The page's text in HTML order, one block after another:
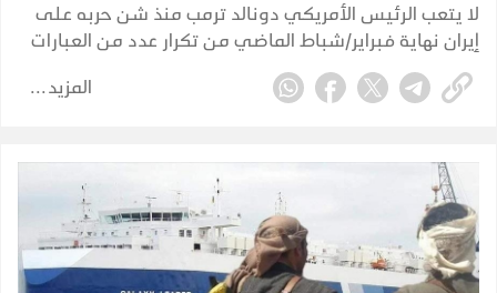
لا يتعب الرئيس الأمريكي دونالد ترمب منذ شن حربه على
إيران نهاية فبراير/شباط الماضي من تكرار عدد من العبارات
دون كلل أو ملل رغم ملل العالم كله منها.
المزيد